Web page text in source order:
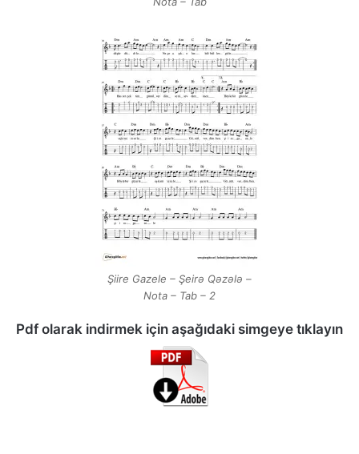
Şiire Gazele – Şeirə Qəzələ –
Nota – Tab – 2
Pdf olarak indirmek için aşağıdaki simgeye tıklayın